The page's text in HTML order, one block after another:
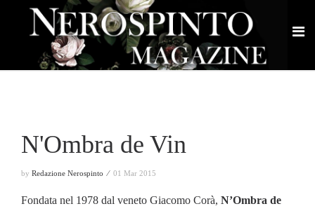
N'Ombra de Vin
by Redazione Nerospinto ⁄ 01 Mar 2015
Fondata nel 1978 dal veneto Giacomo Corà, N’Ombra de